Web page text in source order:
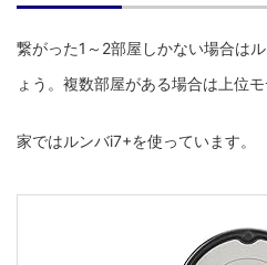
繋がった1～2部屋しかない場合は
ょう。複数部屋がある場合は上位
家ではルンバi7+を使っています。